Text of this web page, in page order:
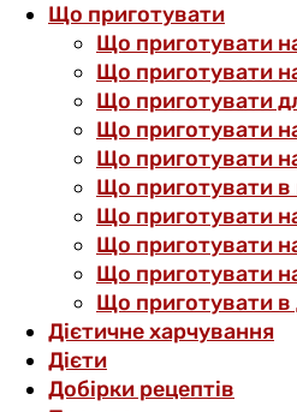
Що приготувати
Що приготувати
Що приготувати
Що приготувати
Що приготувати
Що приготувати
Що приготувати в
Що приготувати
Що приготувати
Що приготувати
Що приготувати в
Дієтичне харчування
Дієти
Добірки рецептів